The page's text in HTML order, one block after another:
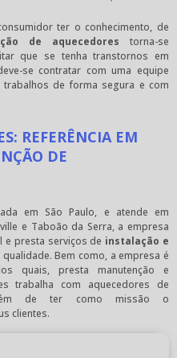
ter o conhecimento, de
de aquecedores torna-se
que se tenha transtornos em
se contratar com uma equipe
trabalhos de forma segura e com
REFERÊNCIA EM
DE
em São Paulo, e atende em
e Taboão da Serra, a empresa
e presta serviços de instalação e
qualidade. Bem como, a empresa é
quais, presta manutenção e
trabalha com aquecedores de
de ter como missão o
clientes.